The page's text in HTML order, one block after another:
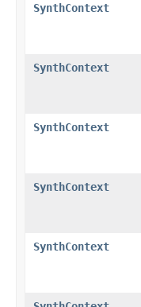
SynthContext
SynthContext
SynthContext
SynthContext
SynthContext